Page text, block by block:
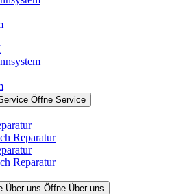
Öffne Service
Reparatur
Reparatur
Über uns Öffne Über uns